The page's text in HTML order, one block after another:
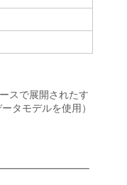
スで展開されたす
タモデルを使用）